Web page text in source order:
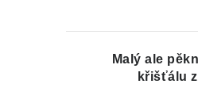
Malý ale
křišťálu